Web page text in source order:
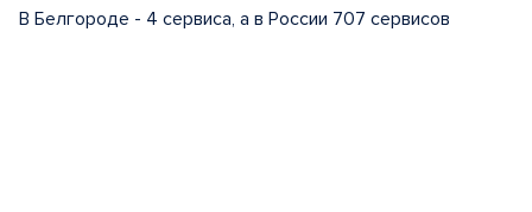
В Белгороде - 4 сервиса, а в России 707 сервисов